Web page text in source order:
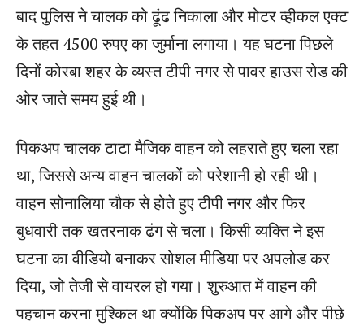
बाद पुलिस ने चालक को ढूंढ निकाला और मोटर व्हीकल एक्ट
के तहत 4500 रुपए का जुर्माना लगाया। यह घटना पिछले
दिनों कोरबा शहर के व्यस्त टीपी नगर से पावर हाउस रोड की
ओर जाते समय हुई थी।
पिकअप चालक टाटा मैजिक वाहन को लहराते हुए चला रहा
था, जिससे अन्य वाहन चालकों को परेशानी हो रही थी।
वाहन सोनालिया चौक से होते हुए टीपी नगर और फिर
बुधवारी तक खतरनाक ढंग से चला। किसी व्यक्ति ने इस
घटना का वीडियो बनाकर सोशल मीडिया पर अपलोड कर
दिया, जो तेजी से वायरल हो गया। शुरुआत में वाहन की
पहचान करना मुश्किल था क्योंकि पिकअप पर आगे और पीछे